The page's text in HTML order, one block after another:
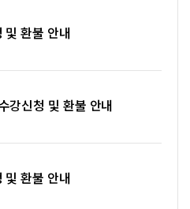
환불 안내
강신청 및 환불 안내
환불 안내